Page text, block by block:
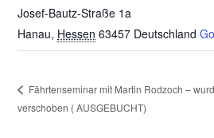
Josef-Bautz-Straße 1a
Hanau, Hessen 63457 Deutschland
Fährtenseminar mit Martin Rodzoch –
verschoben ( AUSGEBUCHT)